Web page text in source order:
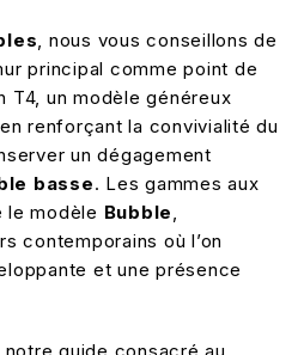
, nous vous conseillons de
principal comme point de
T4, un modèle généreux
renforçant la convivialité du
un dégagement
basse. Les gammes aux
le modèle Bubble,
contemporains où l’on
et une présence